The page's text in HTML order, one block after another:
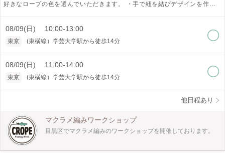
好きなロープの色を選んでいただきます。 ・手で紐を結びデザインを作りま
ト] ・ロープの色が選べます。（時期により紐の色は異なります） ・少人数制で
ゆっくり教えられます。 [どんな人が対象?] ・中級者にしていますが初心者の方
はご予約の時に備考欄にご記入ください。 休憩を挟み1日かけて作る事もできま
を結びデザインを作り出すことの出来る技法です。 インテリア、アクセサリー
08/09(日) 10:00-13:00
東京 (東横線）学芸大学駅から徒歩14分
08/09(日) 11:00-14:00
東京 (東横線）学芸大学駅から徒歩14分
他日程あり
マクラメ編みワークショップ
目黒区でマクラメ編みのワークショップを開催しております。